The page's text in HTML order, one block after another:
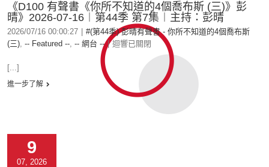
《D100 有聲書《你所不知道的4個喬布斯 (三)》彭
晴》2026-07-16︱第44季 第7集︱主持：彭晴
2026/07/16 00:00:27
#(第44季) 彭晴有聲書 - 你所不知道的4個喬布斯
(三), -- Featured --, -- 網台 -- | 迴響已關閉
[...]
進一步了解
9
07, 2026